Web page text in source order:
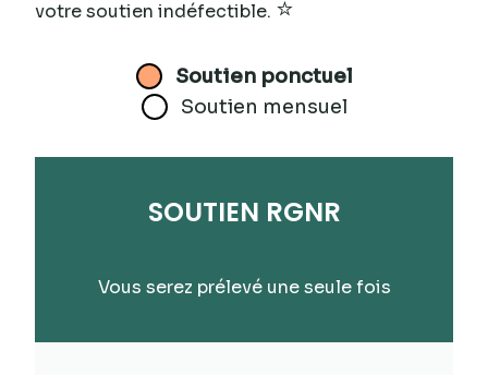
votre soutien indéfectible. ⭐
Soutien ponctuel
Soutien mensuel
SOUTIEN RGNR
Vous serez prélevé une seule fois